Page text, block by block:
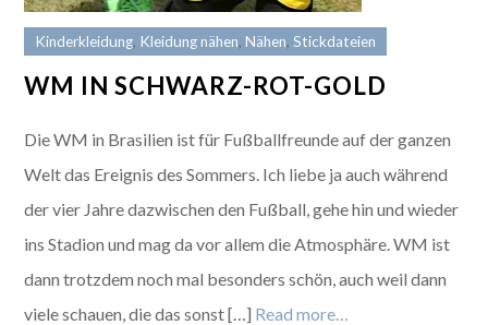
Kinderkleidung, Kleidung nähen,Nähen,Stickdateien
WM IN SCHWARZ-ROT-GOLD
Die WM in Brasilien ist für Fußballfreunde auf der ganzen
Welt das Ereignis des Sommers. Ich liebe ja auch während
der vier Jahre dazwischen den Fußball, gehe hin und wieder
ins Stadion und mag da vor allem die Atmosphäre. WM ist
dann trotzdem noch mal besonders schön, auch weil dann
viele schauen, die das sonst […] Read more…